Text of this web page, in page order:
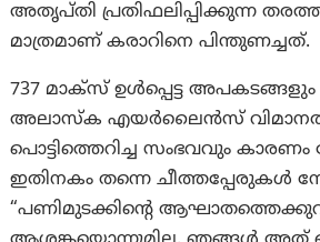
അതൃപ്തി പ്രതിഫലിപ്പിക്കുന്ന
മാത്രമാണ് കരാറിനെ പിന്തുണച്ചത്.
737 മാക്സ് ഉൾപ്പെട്ട
അലാസ്ക എയർലൈൻസ്
പൊട്ടിത്തെറിച്ച സംഭവവും
ഇതിനകം തന്നെ ചീത്തപ്പേരുകൾ
“പണിമുടക്കിന്റെ